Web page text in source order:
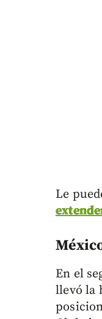
Le
En el
llevó la